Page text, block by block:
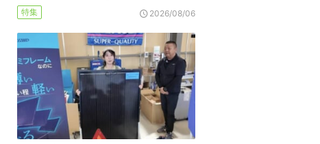
特集 2026/08/06